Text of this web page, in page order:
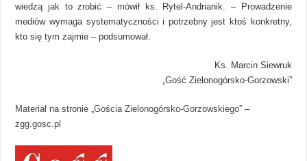
wiedzą jak to zrobić – mówił ks. Rytel-Andrianik. – Prowadzenie
mediów wymaga systematyczności i potrzebny jest ktoś konkretny,
kto się tym zajmie – podsumował.
Ks. Marcin Siewruk
„Gość Zielonogórsko-Gorzowski”
Materiał na stronie „Gościa Zielonogórsko-Gorzowskiego” –
zgg.gosc.pl